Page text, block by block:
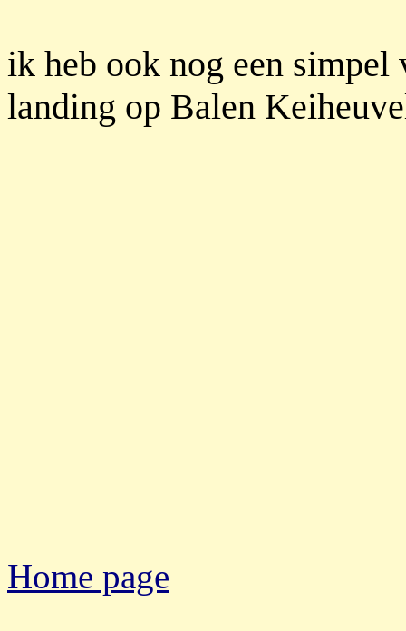
ik heb ook nog een simpel
landing op Balen
Home page